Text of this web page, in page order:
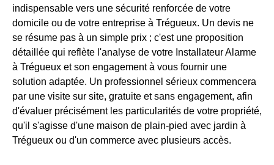
indispensable vers une sécurité renforcée de votre
domicile ou de votre entreprise à Trégueux. Un devis ne
se résume pas à un simple prix ; c'est une proposition
détaillée qui reflète l'analyse de votre Installateur Alarme
à Trégueux et son engagement à vous fournir une
solution adaptée. Un professionnel sérieux commencera
par une visite sur site, gratuite et sans engagement, afin
d'évaluer précisément les particularités de votre propriété,
qu'il s'agisse d'une maison de plain-pied avec jardin à
Trégueux ou d'un commerce avec plusieurs accès.